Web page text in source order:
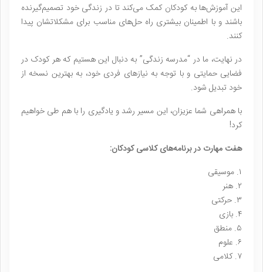
این آموزش‌ها به کودکان کمک می‌کند تا در زندگی خود تصمیم‌گیرنده
باشند و با اطمینان بیشتری راه حل‌های مناسب برای مشکلاتشان پیدا
کنند.
در نهایت، ما در “مدرسه زندگی” به دنبال این هستیم که هر کودک در
فضایی حمایتی و با توجه به نیازهای فردی خود، به بهترین نسخه از
خود تبدیل شود.
با همراهی شما عزیزان، این مسیر رشد و یادگیری را با هم طی خواهیم
کرد!
هفت مهارت در برنامه‌های کلاسی کودکان:
۱. موسیقی
۲. هنر
۳. حرکتی
۴. بازی
۵. منطق
۶. علوم
۷. کلامی